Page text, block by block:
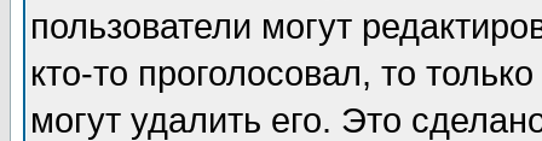
пользователи могут
кто-то проголосовал, то
могут удалить его. Это